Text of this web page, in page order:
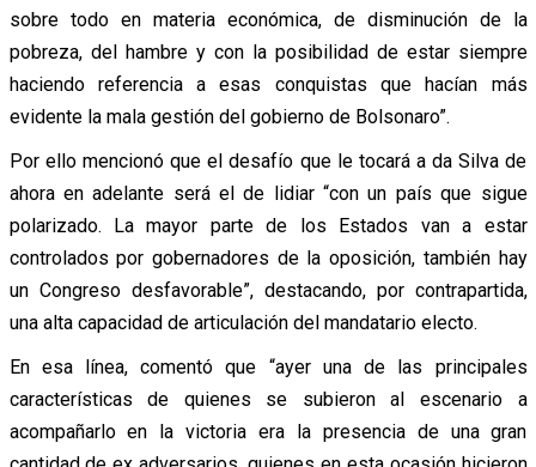
sobre todo en materia económica, de disminución de la
pobreza, del hambre y con la posibilidad de estar siempre
haciendo referencia a esas conquistas que hacían más
evidente la mala gestión del gobierno de Bolsonaro”.
Por ello mencionó que el desafío que le tocará a da Silva de
ahora en adelante será el de lidiar “con un país que sigue
polarizado. La mayor parte de los Estados van a estar
controlados por gobernadores de la oposición, también hay
un Congreso desfavorable”, destacando, por contrapartida,
una alta capacidad de articulación del mandatario electo.
En esa línea, comentó que “ayer una de las principales
características de quienes se subieron al escenario a
acompañarlo en la victoria era la presencia de una gran